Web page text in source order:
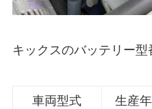
キックスのバッテリー型
車両型式 生産年